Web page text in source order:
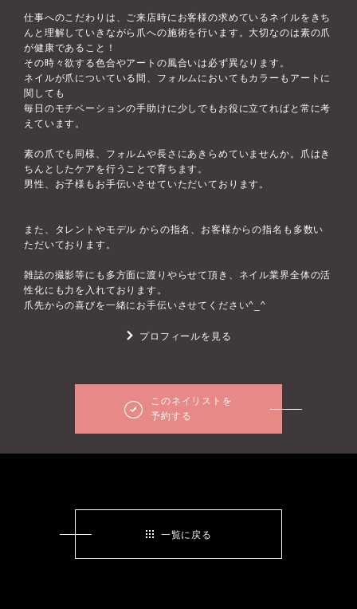
仕事へのこだわりは、ご来店時にお客様の求めているネイルをきち
んと理解していきながら爪への施術を行います。大切なのは素の爪
が健康であること！
その時々欲する色合やアートの風合いは必ず異なります。
ネイルが爪についている間、フォルムにおいてもカラーもアートに
関しても
毎日のモチベーションの手助けに少しでもお役に立てればと常に考
えています。
素の爪でも同様、フォルムや長さにあきらめていませんか。爪はき
ちんとしたケアを行うことで育ちます。
男性、お子様もお手伝いさせていただいております。
また、タレントやモデル からの指名、お客様からの指名も多数い
ただいております。
雑誌の撮影等にも多方面に渡りやらせて頂き、ネイル業界全体の活
性化にも力を入れております。
爪先からの喜びを一緒にお手伝いさせてください^_^
プロフィールを見る
このネイリストを
予約する
一覧に戻る